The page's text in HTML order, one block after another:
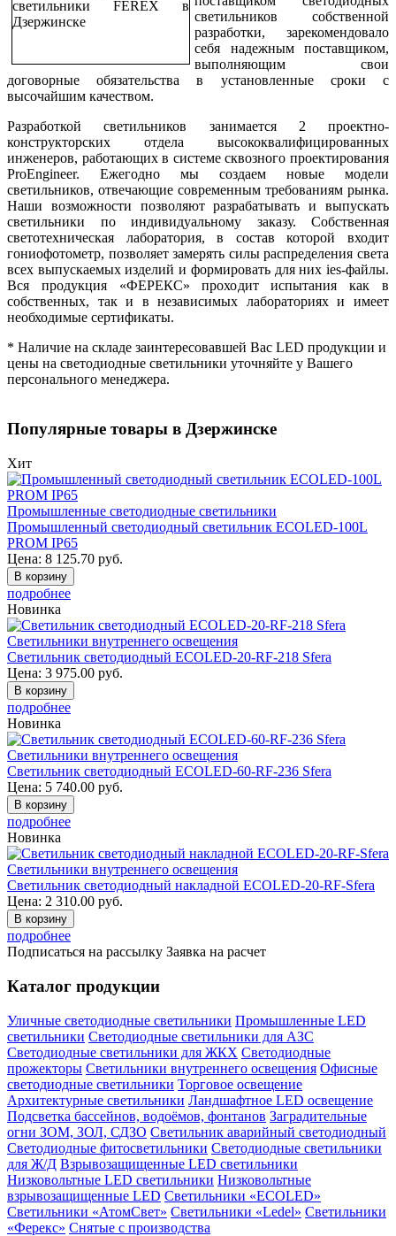
светильников собственной
разработки, зарекомендовало
себя надежным поставщиком,
выполняющим свои
договорные обязательства в установленные сроки с
высочайшим качеством.
Разработкой светильников занимается 2 проектно-
конструкторских отдела высококвалифицированных
инженеров, работающих в системе сквозного проектирования
ProEngineer. Ежегодно мы создаем новые модели
светильников, отвечающие современным требованиям рынка.
Наши возможности позволяют разрабатывать и выпускать
светильники по индивидуальному заказу. Собственная
светотехническая лаборатория, в состав которой входит
гониофотометр, позволяет замерять силы распределения света
всех выпускаемых изделий и формировать для них ies-файлы.
Вся продукция «ФЕРЕКС» проходит испытания как в
собственных, так и в независимых лабораториях и имеет
необходимые сертификаты.
* Наличие на складе заинтересовавшей Вас LED продукции и
цены на светодиодные светильники уточняйте у Вашего
персонального менеджера.
Популярные товары в Дзержинске
Хит
Промышленные светодиодные светильники
Промышленный светодиодный светильник ECOLED-100L
PROM IP65
Цена: 8 125.70 руб.
В корзину
подробнее
Новинка
Светильники внутреннего освещения
Светильник светодиодный ECOLED-20-RF-218 Sfera
Цена: 3 975.00 руб.
В корзину
подробнее
Новинка
Светильники внутреннего освещения
Светильник светодиодный ECOLED-60-RF-236 Sfera
Цена: 5 740.00 руб.
В корзину
подробнее
Новинка
Светильники внутреннего освещения
Светильник светодиодный накладной ECOLED-20-RF-Sfera
Цена: 2 310.00 руб.
В корзину
подробнее
Подписаться на рассылку Заявка на расчет
Каталог продукции
Уличные светодиодные светильники Промышленные LED
светильники Светодиодные светильники для АЗС
Светодиодные светильники для ЖКХ Светодиодные
прожекторы Светильники внутреннего освещения Офисные
светодиодные светильники Торговое освещение
Архитектурные светильники Ландшафтное LED освещение
Подсветка бассейнов, водоёмов, фонтанов Заградительные
огни ЗОМ, ЗОЛ, СДЗО Светильник аварийный светодиодный
Светодиодные фитосветильники Светодиодные светильники
для Ж/Д Взрывозащищенные LED светильники
Низковольтные LED светильники Низковольтные
взрывозащищенные LED Светильники «ECOLED»
Светильники «АтомСвет» Светильники «Ledel» Светильники
«Ферекс» Снятые с производства